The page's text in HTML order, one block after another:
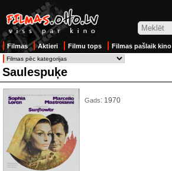
Filmas Aktieri Filmu tops Filmas pašlaik kino
Saulespuķe
Gads: 1970